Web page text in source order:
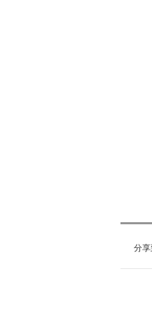
分享